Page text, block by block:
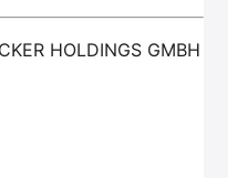
HOLDINGS GMBH